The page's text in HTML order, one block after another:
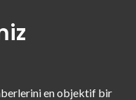
en objektif bir